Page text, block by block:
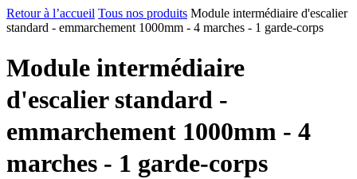
Retour à l’accueil Tous nos produits Module intermédiaire d'escalier
standard - emmarchement 1000mm - 4 marches - 1 garde-corps
Module intermédiaire
d'escalier standard -
emmarchement 1000mm - 4
marches - 1 garde-corps